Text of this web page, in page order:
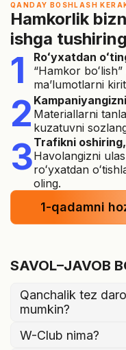
QANDAY BOSHLASH
Hamkorlik
ishga tushiring
1
Roʻyxatdan
“Hamkor
maʼlumotlarni
2 Materiallarni
kuzatuvni
3Trafikni
Havolangizni
roʻyxatdan
oling.
1-qadamni
SAVOL–JAVOB
Qanchalik tez
mumkin?
W-Club nima?